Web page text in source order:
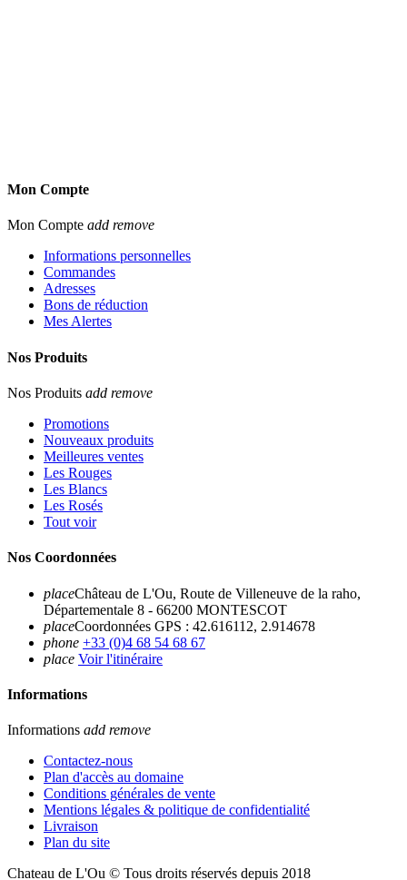
Mon Compte
Mon Compte add remove
Informations personnelles
Commandes
Adresses
Bons de réduction
Mes Alertes
Nos Produits
Nos Produits add remove
Promotions
Nouveaux produits
Meilleures ventes
Les Rouges
Les Blancs
Les Rosés
Tout voir
Nos Coordonnées
placeChâteau de L'Ou, Route de Villeneuve de la raho,
Départementale 8 - 66200 MONTESCOT
placeCoordonnées GPS : 42.616112, 2.914678
phone +33 (0)4 68 54 68 67
place Voir l'itinéraire
Informations
Informations add remove
Contactez-nous
Plan d'accès au domaine
Conditions générales de vente
Mentions légales & politique de confidentialité
Livraison
Plan du site
Chateau de L'Ou © Tous droits réservés depuis 2018